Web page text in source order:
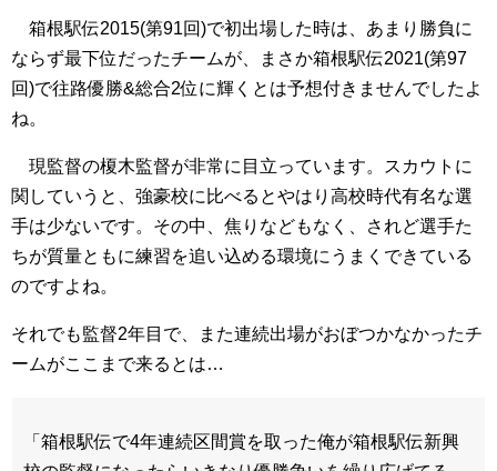
箱根駅伝2015(第91回)で初出場した時は、あまり勝負に
ならず最下位だったチームが、まさか箱根駅伝2021(第97
回)で往路優勝&総合2位に輝くとは予想付きませんでしたよ
ね。
現監督の榎木監督が非常に目立っています。スカウトに
関していうと、強豪校に比べるとやはり高校時代有名な選
手は少ないです。その中、焦りなどもなく、されど選手た
ちが質量ともに練習を追い込める環境にうまくできている
のですよね。
それでも監督2年目で、また連続出場がおぼつかなかったチ
ームがここまで来るとは…
「箱根駅伝で4年連続区間賞を取った俺が箱根駅伝新興